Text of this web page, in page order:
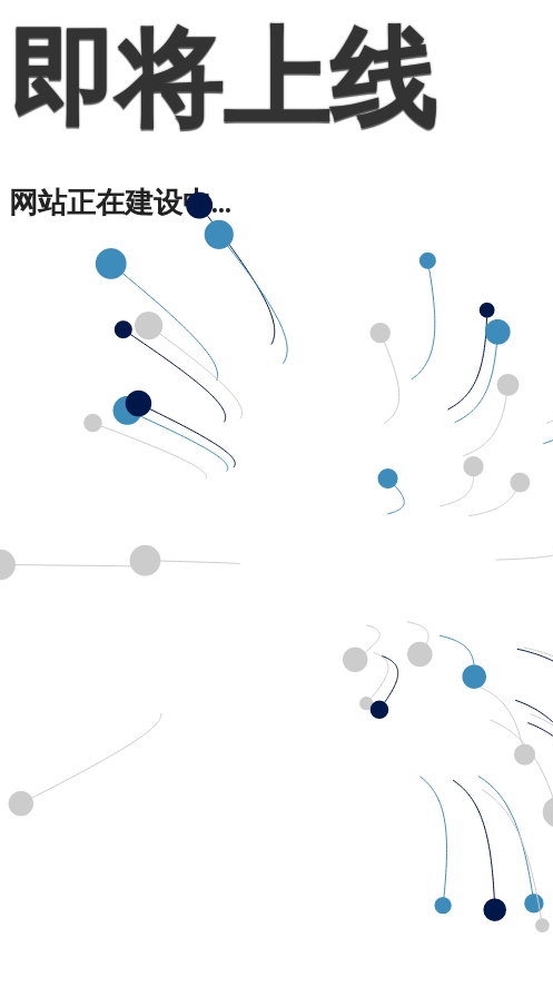
即将上线
网站正在建设中...